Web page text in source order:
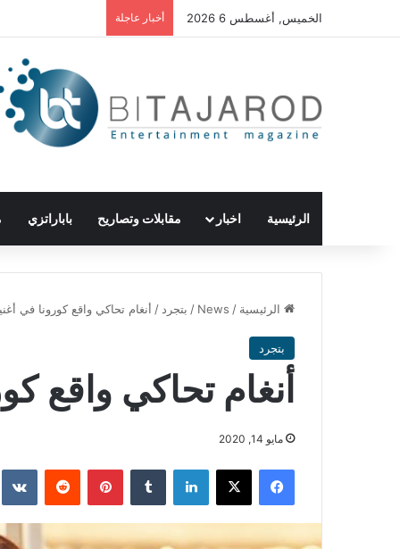
الخميس, أغسطس 6 2026 أخبار عاجلة
الرئيسية اخبار مقابلات وتصاريح باباراتزي
الرئيسية /
News
/ بتجرد / أنغام تحاكي واقع كورونا في
بتجرد
أنغام تحاكي واقع
مايو 14, 2020
فيسبوك ‫X لينكدإن بينتيريست